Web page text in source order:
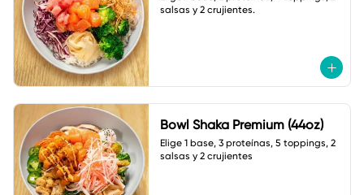
salsas y 2 crujientes.
Bowl Shaka Premium (44oz)
Elige 1 base, 3 proteínas, 5 toppings, 2
salsas y 2 crujientes